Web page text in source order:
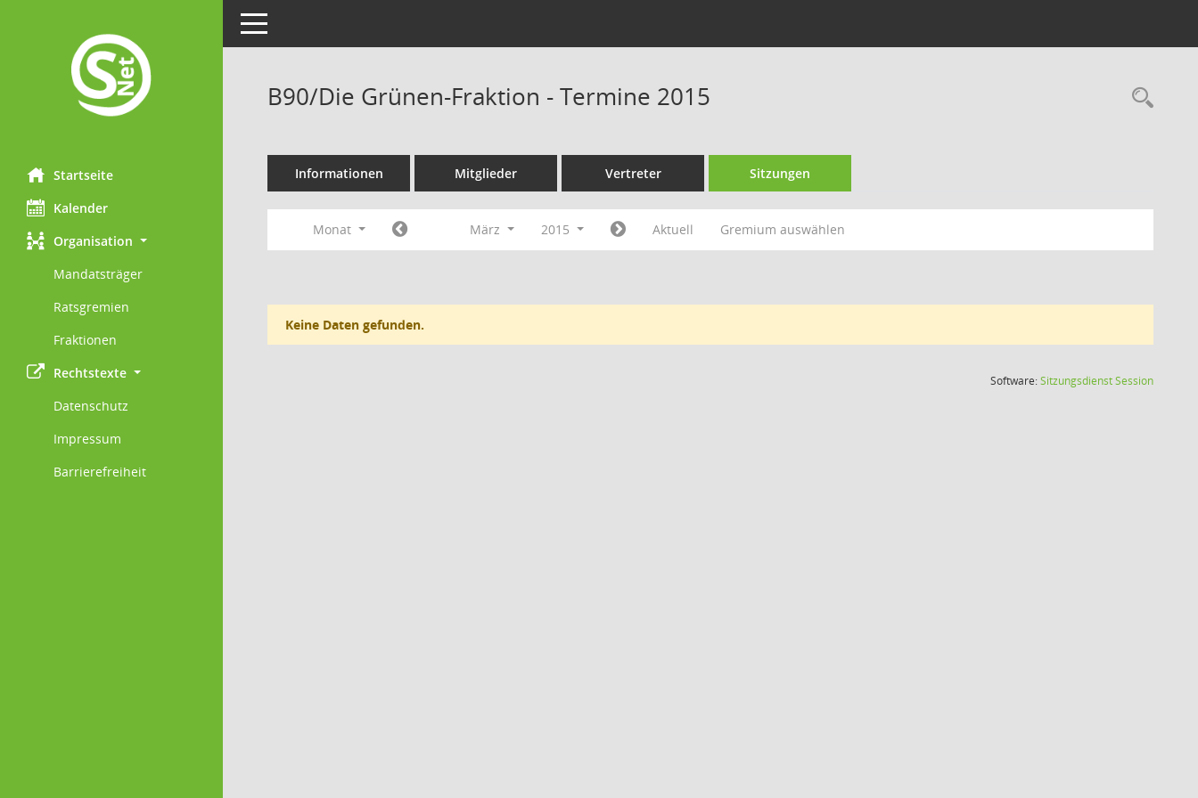
Startseite
Kalender
Organisation
Mandatsträger
Ratsgremien
Fraktionen
Rechtstexte
Datenschutz
Impressum
Barrierefreiheit
Toggle navigation
B90/Die Grünen-Fraktion - Termine 2015
Informationen Mitglieder Vertreter Sitzungen
Monat März 2015 Aktuell Gremium auswählen
Keine Daten gefunden.
Software:SitzungsdienstSession(Wird in